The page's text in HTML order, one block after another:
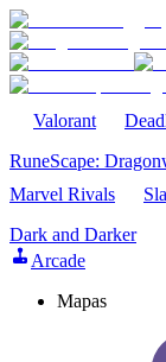
Valorant
RuneScape:
Marvel Rivals
Dark and Darker
Arcade
Mapas